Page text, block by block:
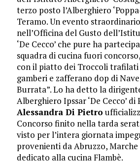
terzo posto l’Alberghiero
Teramo. Un evento
nell’Officina del Gusto
‘De Cecco’ che pure ha
squadra di cucina fuori
con il piatto dei Troccoli trafilati
gamberi e zafferano dop di
Burrata”. Lo ha detto la
Alberghiero Ipssar ‘De Cecco’ di
Alessandra Di Pietro
Concorso finito nella tarda
visto per l’intera giornata
provenienti da Abruzzo, Marche
dedicato alla cucina Flambè.